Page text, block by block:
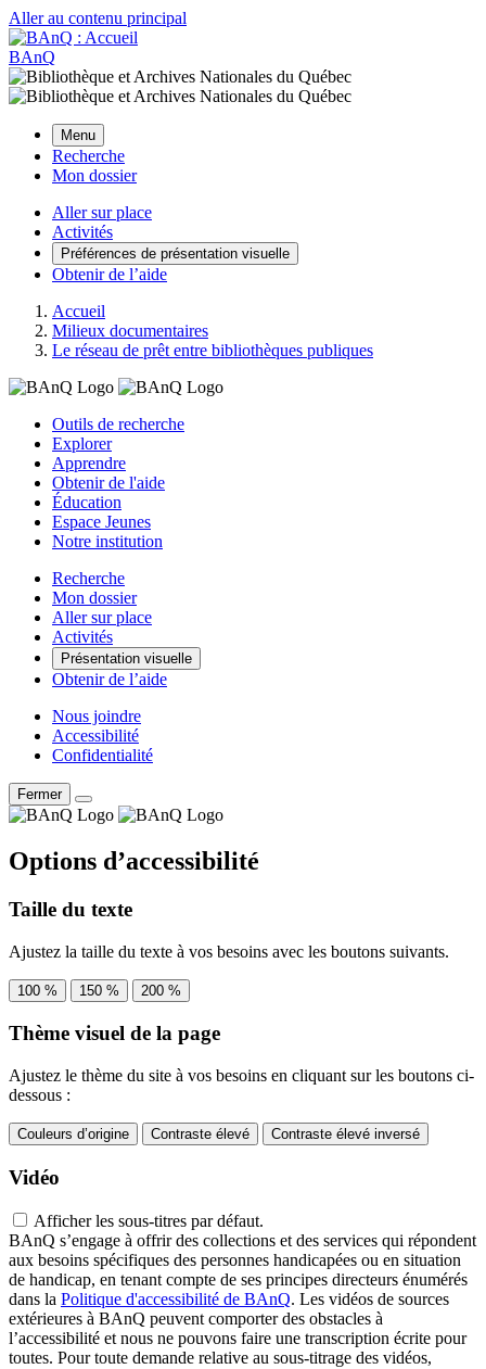
Aller au contenu principal
BAnQ
Menu
Recherche
Mon dossier
Aller sur place
Activités
Préférences de présentation visuelle
Obtenir de l’aide
Accueil
Milieux documentaires
Le réseau de prêt entre bibliothèques publiques
Outils de recherche
Explorer
Apprendre
Obtenir de l'aide
Éducation
Espace Jeunes
Notre institution
Recherche
Mon dossier
Aller sur place
Activités
Présentation visuelle
Obtenir de l’aide
Nous joindre
Accessibilité
Confidentialité
Fermer
Options d’accessibilité
Taille du texte
Ajustez la taille du texte à vos besoins avec les boutons suivants.
100 % 150 % 200 %
Thème visuel de la page
Ajustez le thème du site à vos besoins en cliquant sur les boutons ci-
dessous :
Couleurs d’origine Contraste élevé Contraste élevé inversé
Vidéo
Afficher les sous-titres par défaut.
BAnQ s’engage à offrir des collections et des services qui répondent
aux besoins spécifiques des personnes handicapées ou en situation
de handicap, en tenant compte de ses principes directeurs énumérés
dans la Politique d'accessibilité de BAnQ. Les vidéos de sources
extérieures à BAnQ peuvent comporter des obstacles à
l’accessibilité et nous ne pouvons faire une transcription écrite pour
toutes. Pour toute demande relative au sous-titrage des vidéos,